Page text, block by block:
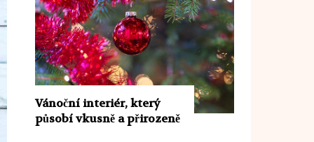
Vánoční interiér, který
působí vkusně a přirozeně